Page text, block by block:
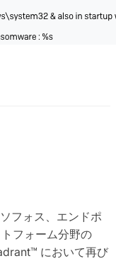
フォス、エンドポ
フォーム分野の
において再び